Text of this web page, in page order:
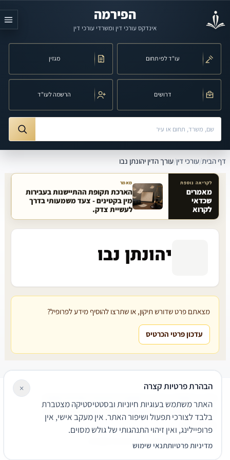
הפירמה
אינדקס עורכי דין ומשרדי עורכי דין
עו"ד לפי תחום מגזין
דרושים הרשמה לעו"ד
חיפוש לפי שם, משרד, תחום משפט או עיר
דף הבית/עורכי דין/עורך הדין יהונתן נבו
מאמרים קשורים באתר
לקריאה נוספת
מאמרים
שכדאי
לקרוא
מאמר
הארכת תקופת ההתיישנות בעבירות
מין בקטינים - צעד משמעותי בדרך
לעשיית צדק.
יהונתן נבו
מצאתם פרט שדורש תיקון, או שתרצו להוסיף מידע לפרופיל?
עדכון פרטי הכרטיס
שירותים משפטיים
דרושים צור קשר נגישותפרטיות
תנאי שימוש
© 2026 הפירמה. כל הזכויות שמורות.
הבהרת פרטיות קצרה
האתר משתמש בעוגיות חיוניות ובסטטיסטיקה מצטברת
בלבד לצורכי תפעול ושיפור האתר. אין מעקב אישי, אין
פרופיילינג, ואין זיהוי התנהגותי של גולש מסוים.
מדיניות פרטיותתנאי שימוש
×